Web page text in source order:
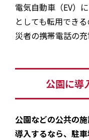
電気自動車（EV）
としても転用でき
災者の携帯電話の充
公園に導
公園などの公共の
導入するなら、駐